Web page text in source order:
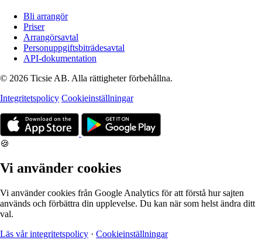
Bli arrangör
Priser
Arrangörsavtal
Personuppgiftsbiträdesavtal
API-dokumentation
© 2026 Ticsie AB. Alla rättigheter förbehållna.
Integritetspolicy Cookieinställningar
🍪
Vi använder cookies
Vi använder cookies från Google Analytics för att förstå hur sajten
används och förbättra din upplevelse. Du kan när som helst ändra ditt
val.
Läs vår integritetspolicy · Cookieinställningar